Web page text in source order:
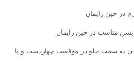
در حین زایمان
مناسب در حین زایمان
به سمت جلو در موقعیت چهاردست و پا